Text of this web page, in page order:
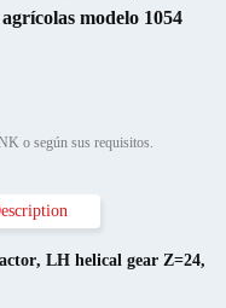
modelo 1054
o según sus requisitos.
, LH helical gear Z=24,